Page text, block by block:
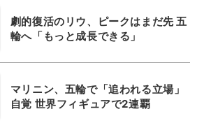
劇的復活のリウ、ピークはまだ先 五
輪へ「もっと成長できる」
マリニン、五輪で「追われる立場」
自覚 世界フィギュアで2連覇